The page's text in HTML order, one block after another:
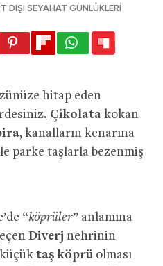
DIŞI SEYAHAT GÜNLÜKLERI
hitap eden
Çikolata kokan
, kanalların kenarına
parke taşlarla bezenmiş
“köprüler” anlamına
Diverj nehrinin
taş köprüolması